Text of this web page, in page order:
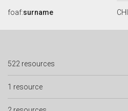
foaf:surname
522 resources
1 resource